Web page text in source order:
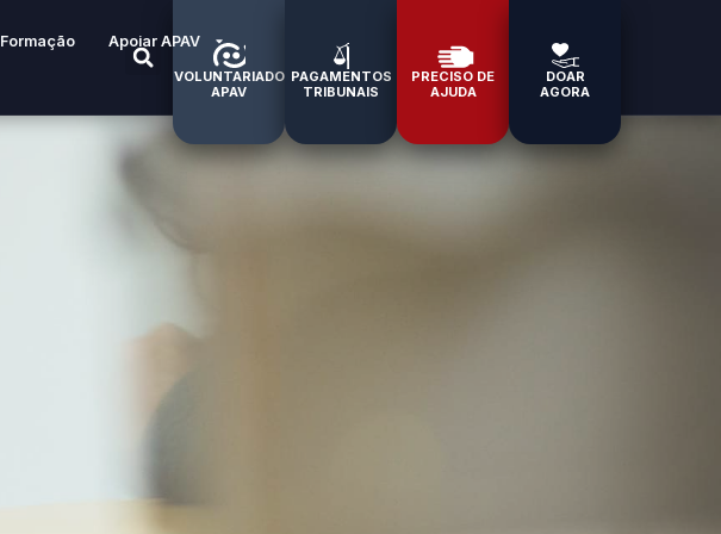
Formação Apoiar APAV
VOLUNTARIADO
APAV
PAGAMENTOS
TRIBUNAIS
PRECISO DE
AJUDA
DOAR
AGORA